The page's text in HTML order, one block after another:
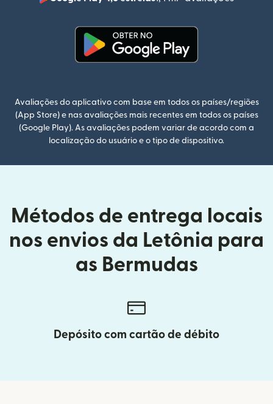
(abre
Avaliações do aplicativo com base em todos os países/regiões
(App Store) e nas avaliações mais recentes em todos os países
(Google Play). As avaliações podem variar de acordo com a
localização do usuário e o tipo de dispositivo.
Métodos de entrega locais
nos envios da Letônia para
as Bermudas
Depósito com cartão de débito